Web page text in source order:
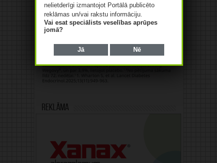
Reklāma
nelietderīgi izmantojot Portālā publicēto
reklāmas un/vai rakstu informāciju.
Vai esat speciālists veselības aprūpes
jomā?
Jā Nē